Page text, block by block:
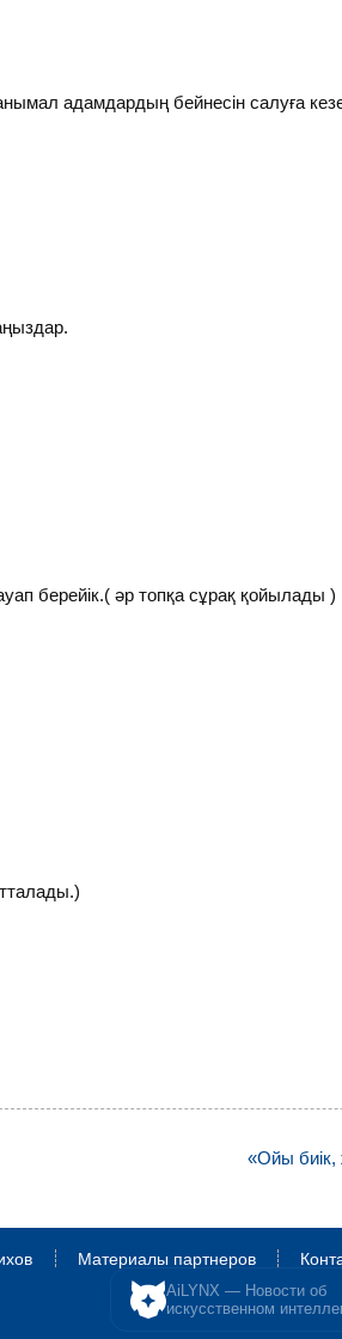
адамдардың бейнесін салуға
берейік.( әр топқа сұрақ қойылады )
«Ойы биік,
Материалы партнеров
AiLYNX — Новости об
искусственном